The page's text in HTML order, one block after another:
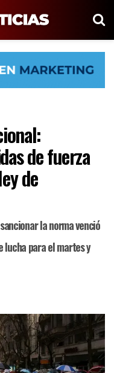
de fuerza
de
la norma venció
lucha para el martes y